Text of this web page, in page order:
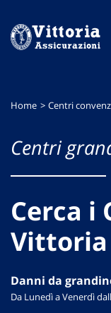
menu
contenuto
footer
Home Centri
Centri
Cerca i
Vittoria
Danni da
Da Lunedì a Venerdì